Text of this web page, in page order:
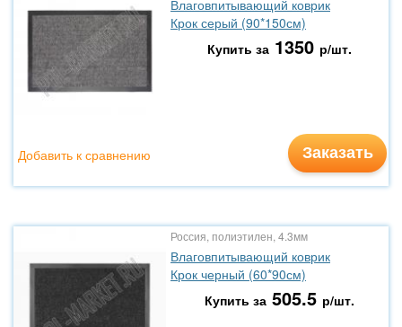
Влаговпитывающий коврик
Крок серый (90*150см)
Купить за 1350 р/шт.
Заказать
Добавить к сравнению
Россия, полиэтилен, 4.3мм
Влаговпитывающий коврик
Крок черный (60*90см)
Купить за 505.5 р/шт.